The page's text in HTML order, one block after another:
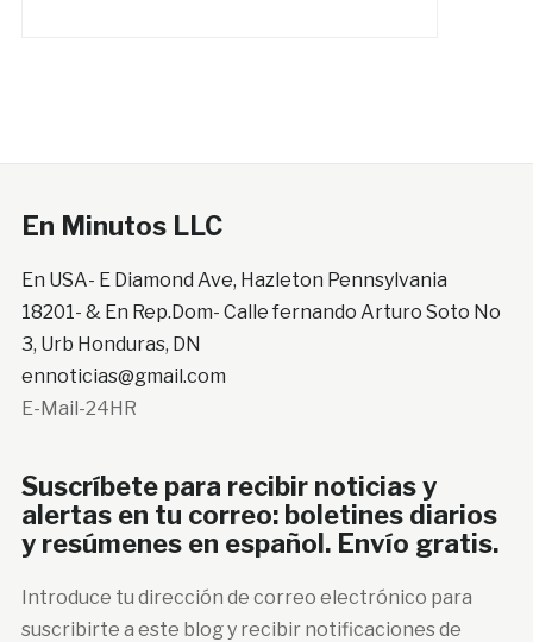
En Minutos LLC
En USA- E Diamond Ave, Hazleton Pennsylvania
18201- & En Rep.Dom- Calle fernando Arturo Soto No
3, Urb Honduras, DN
ennoticias@gmail.com
E-Mail-24HR
Suscríbete para recibir noticias y
alertas en tu correo: boletines diarios
y resúmenes en español. Envío gratis.
Introduce tu dirección de correo electrónico para
suscribirte a este blog y recibir notificaciones de